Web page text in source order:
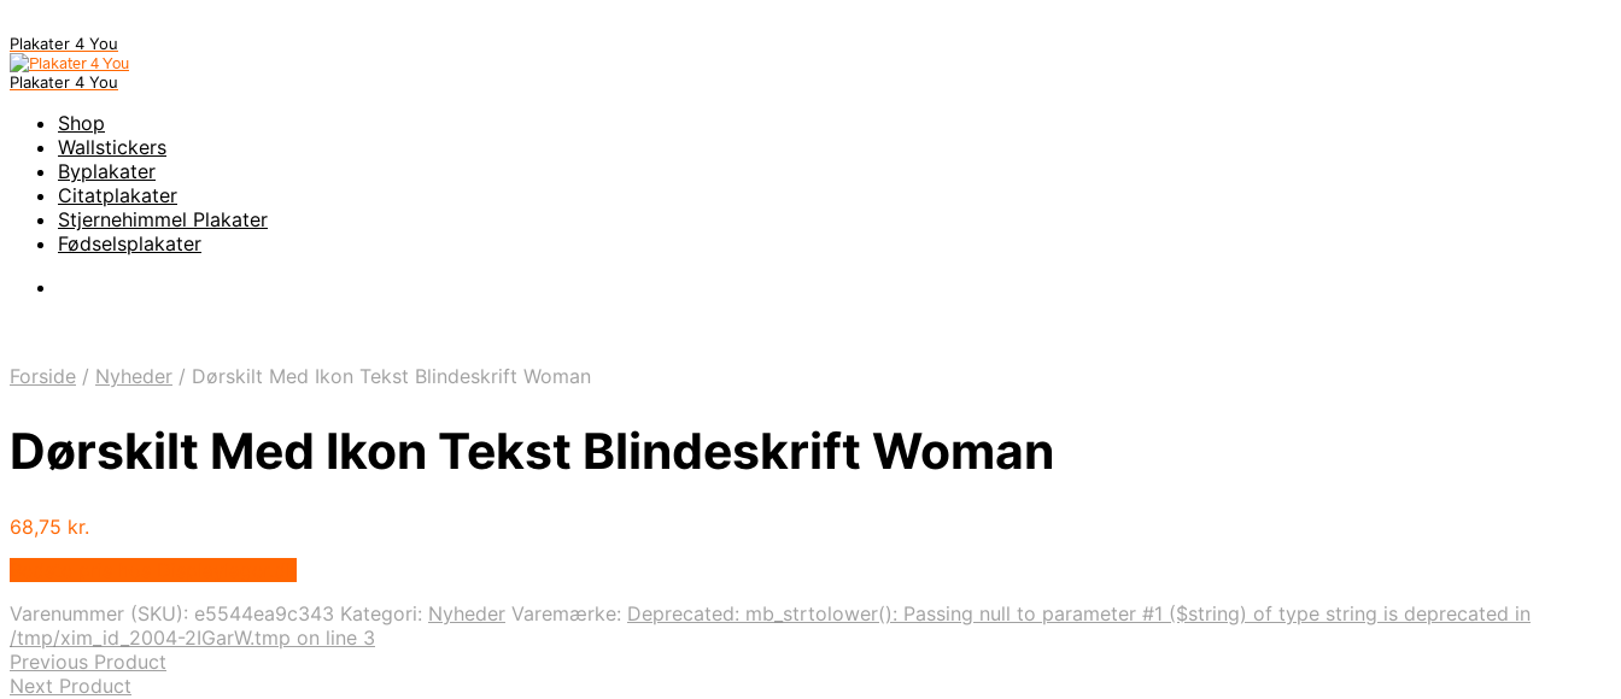
Plakater 4 You
Plakater 4 You
Shop
Wallstickers
Byplakater
Citatplakater
Stjernehimmel Plakater
Fødselsplakater
Forside / Nyheder / Dørskilt Med Ikon Tekst Blindeskrift Woman
Dørskilt Med Ikon Tekst Blindeskrift Woman
68,75 kr.
Varenummer (SKU): e5544ea9c343 Kategori: Nyheder Varemærke: Deprecated: mb_strtolower(): Passing null to parameter #1 ($string) of type string is deprecated in
/tmp/xim_id_2004-2IGarW.tmp on line 3
Previous Product
Next Product